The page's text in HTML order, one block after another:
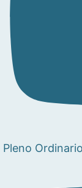
Pleno